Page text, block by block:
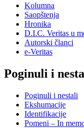
Kolumna
Saopštenja
Hronika
D.I.C. Veritas u
Autorski članci
e-Veritas
Poginuli i
Poginuli i nestali
Ekshumacije
Identifikacije
Pomeni – In